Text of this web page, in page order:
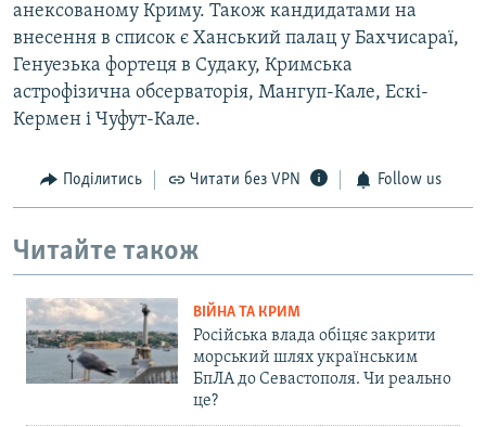
анексованому Криму. Також кандидатами на
внесення в список є Ханський палац у Бахчисараї,
Генуезька фортеця в Судаку, Кримська
астрофізична обсерваторія, Мангуп-Кале, Ескі-
Кермен і Чуфут-Кале.
Поділитись Читати без VPN Follow us
Читайте також
ВІЙНА ТА КРИМ
Російська влада обіцяє закрити
морський шлях українським
БпЛА до Севастополя. Чи реально
це?